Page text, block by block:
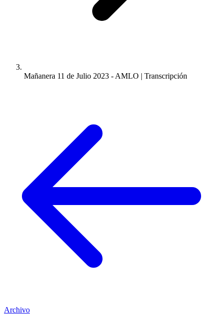
Mañanera 11 de Julio 2023 - AMLO | Transcripción
Archivo